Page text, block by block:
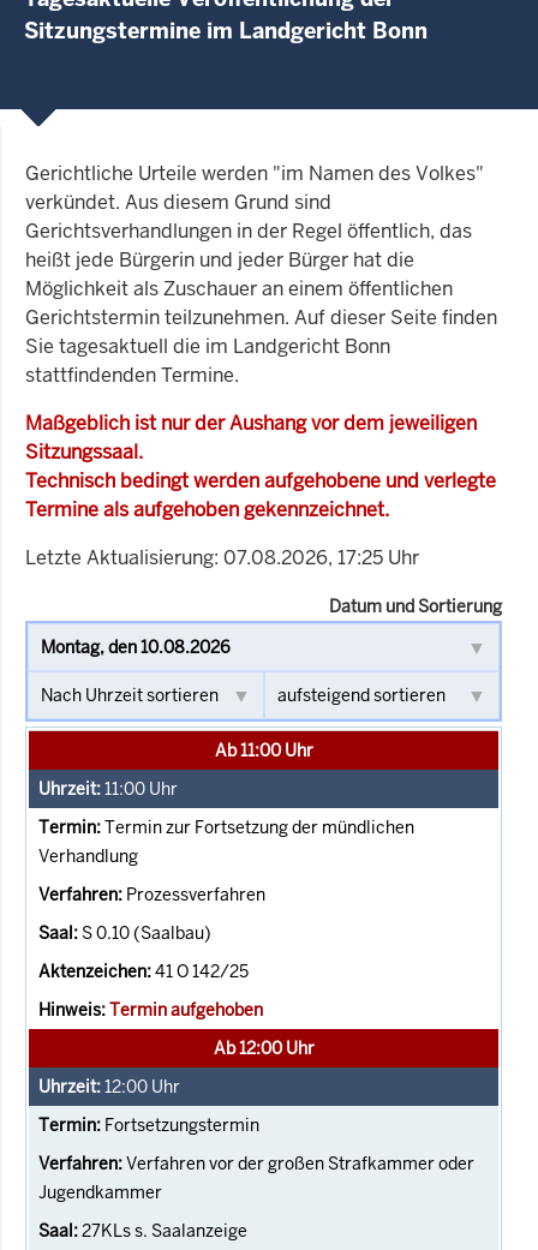
Sitzungstermine im Landgericht Bonn
Gerichtliche Urteile werden "im Namen des Volkes"
verkündet. Aus diesem Grund sind
Gerichtsverhandlungen in der Regel öffentlich, das
heißt jede Bürgerin und jeder Bürger hat die
Möglichkeit als Zuschauer an einem öffentlichen
Gerichtstermin teilzunehmen. Auf dieser Seite finden
Sie tagesaktuell die im Landgericht Bonn
stattfindenden Termine.
Maßgeblich ist nur der Aushang vor dem jeweiligen
Sitzungssaal.
Technisch bedingt werden aufgehobene und verlegte
Termine als aufgehoben gekennzeichnet.
Letzte Aktualisierung: 07.08.2026, 17:25 Uhr
Datum und Sortierung
Ab 11:00 Uhr
11:00 Uhr
Termin zur Fortsetzung der mündlichen
Verhandlung
Prozessverfahren
S 0.10 (Saalbau)
41 O 142/25
Termin aufgehoben
Ab 12:00 Uhr
12:00 Uhr
Fortsetzungstermin
Verfahren vor der großen Strafkammer oder
Jugendkammer
27KLs s. Saalanzeige